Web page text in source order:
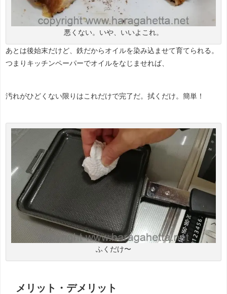
悪くない。いや、いいよこれ。
あとは後始末だけど、鉄だからオイルを染み込ませて育てられる。
つまりキッチンペーパーでオイルをなじませれば、
汚れがひどくない限りはこれだけで完了だ。拭くだけ。簡単！
ふくだけ〜
メリット・デメリット